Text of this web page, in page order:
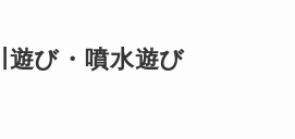
び・噴水遊び